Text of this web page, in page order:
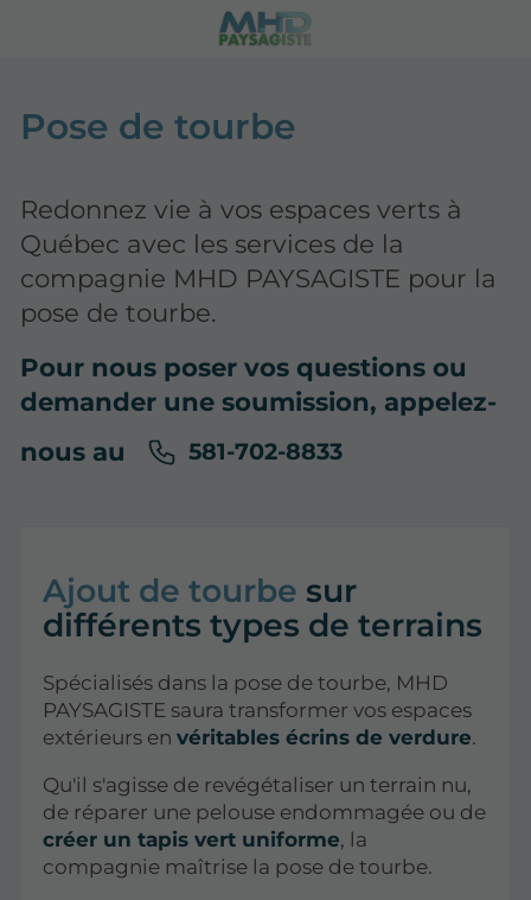
Pose de tourbe
Redonnez vie à vos espaces verts à
Québec avec les services de la
compagnie MHD PAYSAGISTE pour la
pose de tourbe.
Pour nous poser vos questions ou
demander une soumission, appelez-
nous au
581-702-8833
Ajout de tourbe sur
différents types de terrains
Spécialisés dans la pose de tourbe, MHD
PAYSAGISTE saura transformer vos espaces
extérieurs envéritables écrins de verdure.
Qu'il s'agisse de revégétaliser un terrain nu,
de réparer une pelouse endommagée ou de
créer un tapis vert uniforme, la
compagnie maîtrise la pose de tourbe.